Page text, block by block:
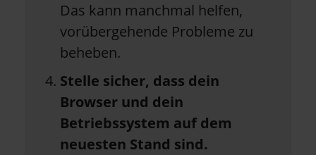
Das kann manchmal helfen,
vorübergehende Probleme zu
beheben.
Stelle sicher, dass dein
Browser und dein
Betriebssystem auf dem
neuesten Stand sind.